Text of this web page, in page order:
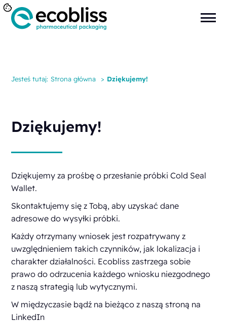
Jesteś tutaj: Strona główna > Dziękujemy!
Dziękujemy!
Dziękujemy za prośbę o przesłanie próbki Cold Seal
Wallet.
Skontaktujemy się z Tobą, aby uzyskać dane
adresowe do wysyłki próbki.
Każdy otrzymany wniosek jest rozpatrywany z
uwzględnieniem takich czynników, jak lokalizacja i
charakter działalności. Ecobliss zastrzega sobie
prawo do odrzucenia każdego wniosku niezgodnego
z naszą strategią lub wytycznymi.
W międzyczasie bądź na bieżąco z nasząstroną na
LinkedIn